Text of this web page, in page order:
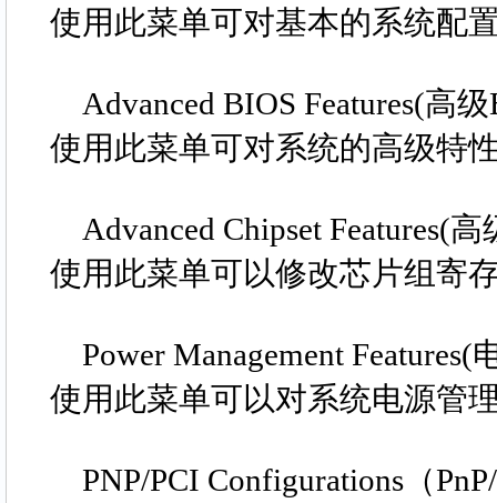
使用此菜单可对基本的系统配
Advanced BIOS Features(高级
使用此菜单可对系统的高级特
Advanced Chipset Features(高
使用此菜单可以修改芯片组寄
Power Management Features(
使用此菜单可以对系统电源管
PNP/PCI Configurations（